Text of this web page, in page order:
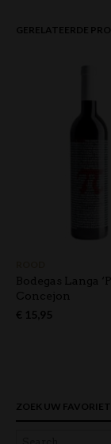
GERELATEERDE
Bodegas Langa
Concejon
€ 15,95
ZOEK UW